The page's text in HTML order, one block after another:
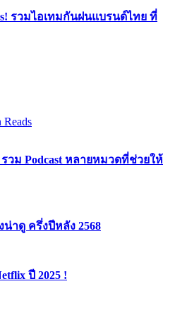
รวมไอเทมกันฝนแบรนด์ไทย ที่
Reads
วม Podcast หลายหมวดที่ช่วยให้
น่าดู ครึ่งปีหลัง 2568
ปี 2025 !